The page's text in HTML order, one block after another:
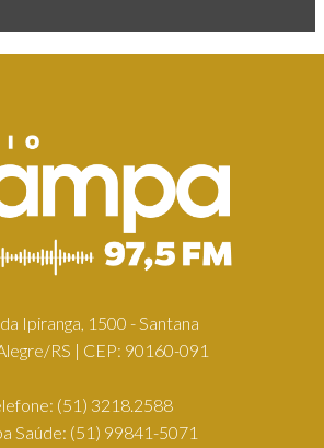
Ipiranga, 1500 - Santana
RS | CEP: 90160-091
(51) 3218.2588
Saúde: (51) 99841-5071